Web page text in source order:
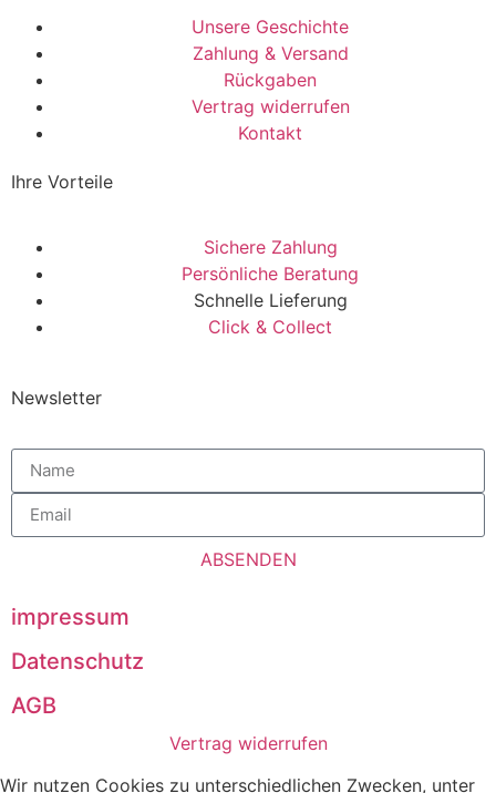
Unsere Geschichte
Zahlung & Versand
Rückgaben
Vertrag widerrufen
Kontakt
Ihre Vorteile
Sichere Zahlung
Persönliche Beratung
Schnelle Lieferung
Click & Collect
Newsletter
ABSENDEN
impressum
Datenschutz
AGB
Vertrag widerrufen
Wir nutzen Cookies zu unterschiedlichen Zwecken, unter